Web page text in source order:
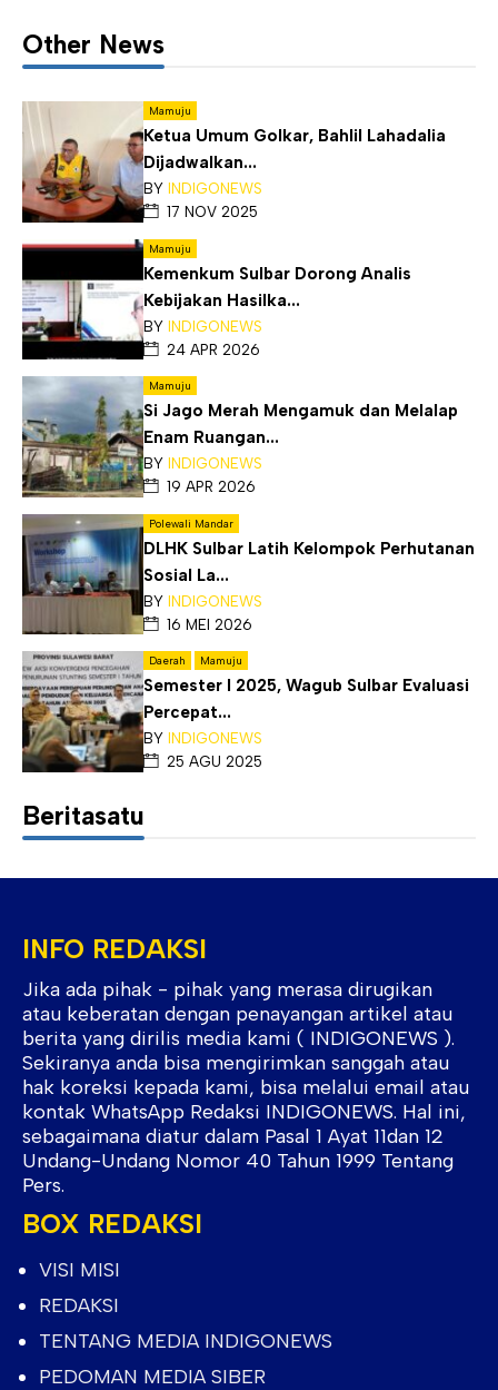
Other News
Mamuju
Ketua Umum Golkar, Bahlil Lahadalia
Dijadwalkan...
BY INDIGONEWS
17 NOV 2025
Mamuju
Kemenkum Sulbar Dorong Analis
Kebijakan Hasilka...
BY INDIGONEWS
24 APR 2026
Mamuju
Si Jago Merah Mengamuk dan Melalap
Enam Ruangan...
BY INDIGONEWS
19 APR 2026
Polewali Mandar
DLHK Sulbar Latih Kelompok Perhutanan
Sosial La...
BY INDIGONEWS
16 MEI 2026
Daerah Mamuju
Semester I 2025, Wagub Sulbar Evaluasi
Percepat...
BY INDIGONEWS
25 AGU 2025
Beritasatu
INFO REDAKSI
Jika ada pihak - pihak yang merasa dirugikan
atau keberatan dengan penayangan artikel atau
berita yang dirilis media kami ( INDIGONEWS ).
Sekiranya anda bisa mengirimkan sanggah atau
hak koreksi kepada kami, bisa melalui email atau
kontak WhatsApp Redaksi INDIGONEWS. Hal ini,
sebagaimana diatur dalam Pasal 1 Ayat 11dan 12
Undang-Undang Nomor 40 Tahun 1999 Tentang
Pers.
BOX REDAKSI
VISI MISI
REDAKSI
TENTANG MEDIA INDIGONEWS
PEDOMAN MEDIA SIBER